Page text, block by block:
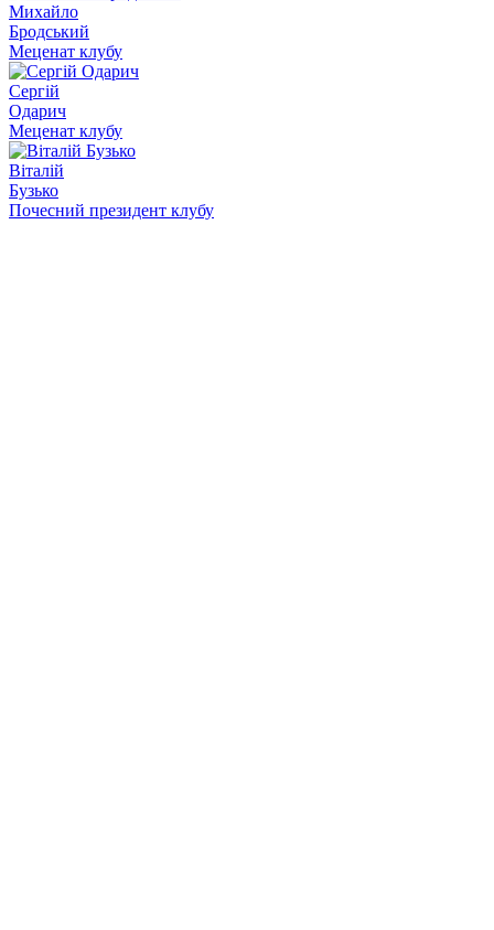
Михайло
Бродський
Меценат клубу
Сергій
Одарич
Меценат клубу
Віталій
Бузько
Почесний президент клубу